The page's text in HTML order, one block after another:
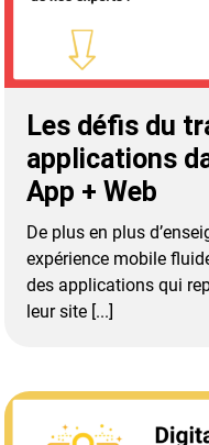
Les défis du
applications
App + Web
De plus en plus
expérience mobile
des applications qui
leur site [...]